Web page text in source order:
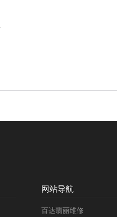
网站导航
百达翡丽维修